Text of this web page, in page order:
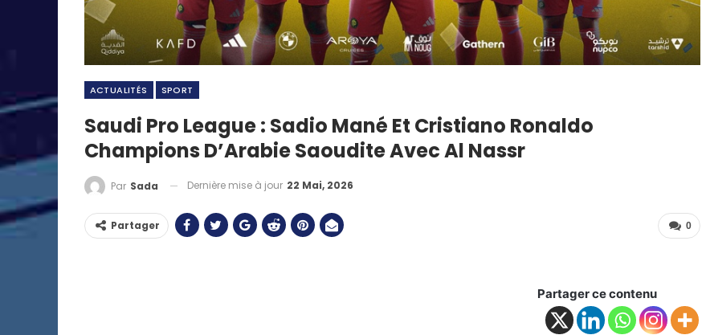
ACTUALITÉS SPORT
Saudi Pro League : Sadio Mané Et Cristiano Ronaldo
Champions D’Arabie Saoudite Avec Al Nassr
Par Sada Dernière mise à jour 22 Mai, 2026
0
Partager
Partager ce contenu